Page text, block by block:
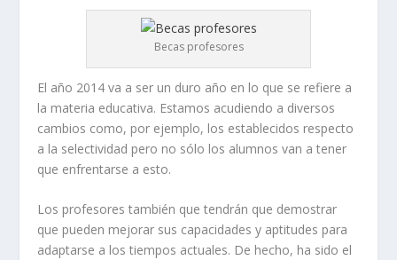
Becas profesores
El año 2014 va a ser un duro año en lo que se refiere a
la materia educativa. Estamos acudiendo a diversos
cambios como, por ejemplo, los establecidos respecto
a la selectividad pero no sólo los alumnos van a tener
que enfrentarse a esto.
Los profesores también que tendrán que demostrar
que pueden mejorar sus capacidades y aptitudes para
adaptarse a los tiempos actuales. De hecho, ha sido el